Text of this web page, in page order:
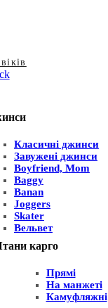
Класичні джинси
Завужені джинси
Boyfriend, Mom
Baggy
Banan
Joggers
Skater
Вельвет
карго
Прямі
На манжеті
Камуфляжні